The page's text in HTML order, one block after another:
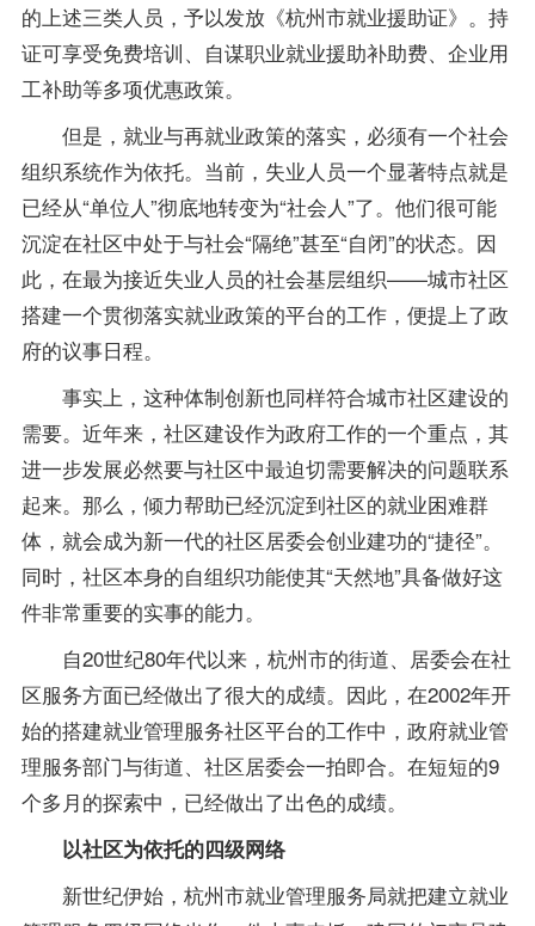
的上述三类人员，予以发放《杭州市就业援助证》。持
证可享受免费培训、自谋职业就业援助补助费、企业用
工补助等多项优惠政策。
但是，就业与再就业政策的落实，必须有一个社会
组织系统作为依托。当前，失业人员一个显著特点就是
已经从“单位人”彻底地转变为“社会人”了。他们很可能
沉淀在社区中处于与社会“隔绝”甚至“自闭”的状态。因
此，在最为接近失业人员的社会基层组织——城市社区
搭建一个贯彻落实就业政策的平台的工作，便提上了政
府的议事日程。
事实上，这种体制创新也同样符合城市社区建设的
需要。近年来，社区建设作为政府工作的一个重点，其
进一步发展必然要与社区中最迫切需要解决的问题联系
起来。那么，倾力帮助已经沉淀到社区的就业困难群
体，就会成为新一代的社区居委会创业建功的“捷径”。
同时，社区本身的自组织功能使其“天然地”具备做好这
件非常重要的实事的能力。
自20世纪80年代以来，杭州市的街道、居委会在社
区服务方面已经做出了很大的成绩。因此，在2002年开
始的搭建就业管理服务社区平台的工作中，政府就业管
理服务部门与街道、社区居委会一拍即合。在短短的9
个多月的探索中，已经做出了出色的成绩。
以社区为依托的四级网络
新世纪伊始，杭州市就业管理服务局就把建立就业